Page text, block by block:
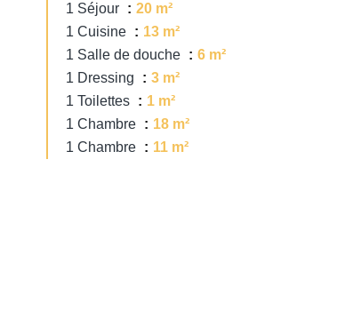
1 Séjour
20 m²
1 Cuisine
13 m²
1 Salle de douche
6 m²
1 Dressing
3 m²
1 Toilettes
1 m²
1 Chambre
18 m²
1 Chambre
11 m²